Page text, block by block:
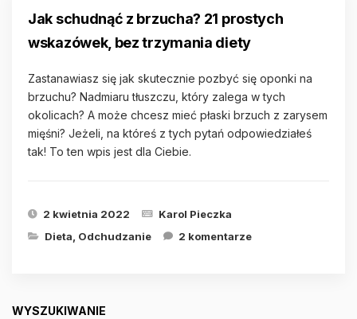
Jak schudnąć z brzucha? 21 prostych
wskazówek, bez trzymania diety
Zastanawiasz się jak skutecznie pozbyć się oponki na
brzuchu? Nadmiaru tłuszczu, który zalega w tych
okolicach? A może chcesz mieć płaski brzuch z zarysem
mięśni? Jeżeli, na któreś z tych pytań odpowiedziałeś
tak! To ten wpis jest dla Ciebie.
2 kwietnia 2022
Karol Pieczka
Dieta Odchudzanie 2 komentarze
WYSZUKIWANIE